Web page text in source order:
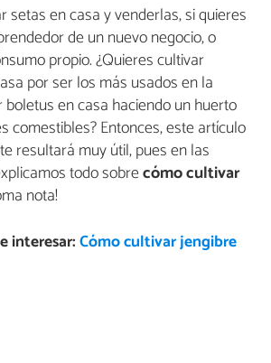
setas en casa y venderlas, si quieres
de un nuevo negocio, o
propio. ¿Quieres cultivar
por ser los más usados en la
boletus en casa haciendo un huerto
comestibles? Entonces, este artículo
resultará muy útil, pues en las
todo sobrecómo cultivar
nota!
interesar:Cómo cultivar jengibre